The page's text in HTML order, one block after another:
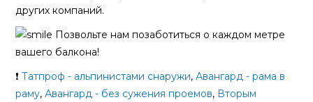
других компаний.
Позвольте нам позаботиться о каждом метре
вашего балкона!
❗Татпроф - альпинистами снаружи,Авангард - рама в
раму,Авангард - без сужения проемов, Вторым